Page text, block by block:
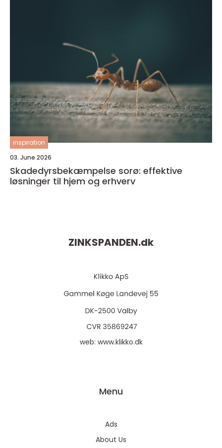
inspiration
03. June 2026
Skadedyrsbekæmpelse sorø: effektive
løsninger til hjem og erhverv
ZINKSPANDEN.dk
web: www.klikko.dk
Menu
Ads
About Us